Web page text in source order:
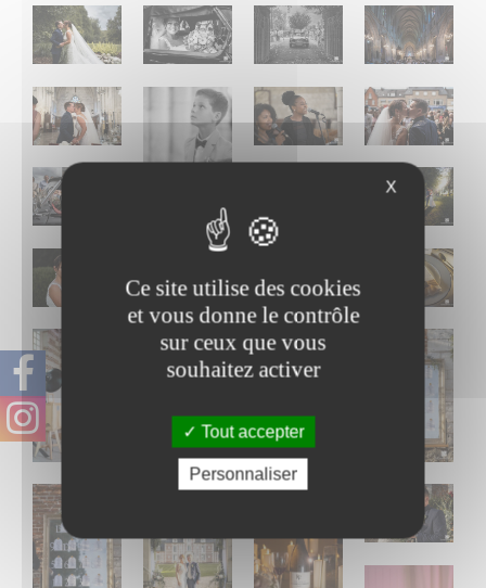
X
Ce site utilise des cookies
et vous donne le contrôle
sur ceux que vous
souhaitez activer
Tout accepter
Personnaliser